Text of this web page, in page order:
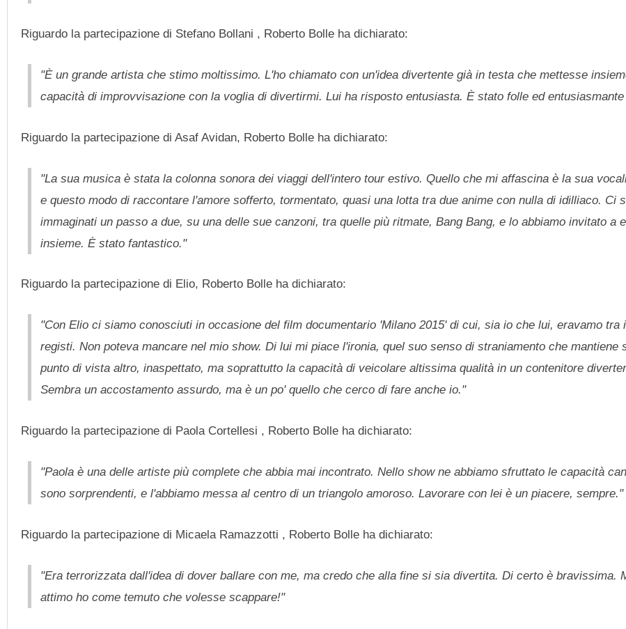
Riguardo la partecipazione di Stefano Bollani , Roberto Bolle ha dichiarato:
"È un grande artista che stimo moltissimo. L'ho chiamato con un'idea divertente già in testa che mettesse
capacità di improvvisazione con la voglia di divertirmi. Lui ha risposto entusiasta. È stato folle ed
Riguardo la partecipazione di Asaf Avidan, Roberto Bolle ha dichiarato:
"La sua musica è stata la colonna sonora dei viaggi dell'intero tour estivo. Quello che mi affascina è la sua
e questo modo di raccontare l'amore sofferto, tormentato, quasi una lotta tra due anime con nulla di idilliaco. Ci
immaginati un passo a due, su una delle sue canzoni, tra quelle più ritmate, Bang Bang, e lo abbiamo invitato a
insieme. È stato fantastico."
Riguardo la partecipazione di Elio, Roberto Bolle ha dichiarato:
"Con Elio ci siamo conosciuti in occasione del film documentario 'Milano 2015' di cui, sia io che lui, eravamo tra
registi. Non poteva mancare nel mio show. Di lui mi piace l'ironia, quel suo senso di straniamento che mantiene
punto di vista altro, inaspettato, ma soprattutto la capacità di veicolare altissima qualità in un contenitore
Sembra un accostamento assurdo, ma è un po' quello che cerco di fare anche io."
Riguardo la partecipazione di Paola Cortellesi , Roberto Bolle ha dichiarato:
"Paola è una delle artiste più complete che abbia mai incontrato. Nello show ne abbiamo sfruttato le capacità
sono sorprendenti, e l'abbiamo messa al centro di un triangolo amoroso. Lavorare con lei è un piacere, sempre."
Riguardo la partecipazione di Micaela Ramazzotti , Roberto Bolle ha dichiarato:
"Era terrorizzata dall'idea di dover ballare con me, ma credo che alla fine si sia divertita. Di certo è bravissima.
attimo ho come temuto che volesse scappare!"